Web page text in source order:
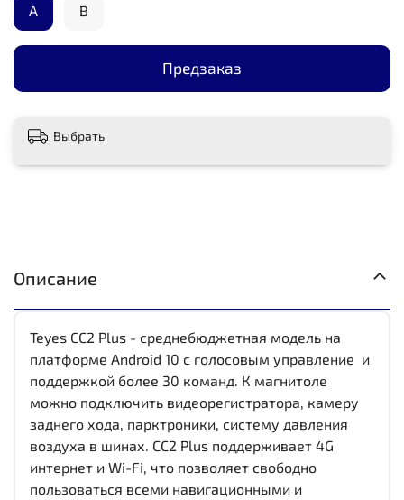
Предзаказ
А B
Выбрать
Описание
Teyes CC2 Plus - среднебюджетная модель на
платформе Android 10 с голосовым управление и
поддержкой более 30 команд. К магнитоле
можно подключить видеорегистратора, камеру
заднего хода, парктроники, систему давления
воздуха в шинах. CC2 Plus поддерживает 4G
интернет и Wi-Fi, что позволяет свободно
пользоваться всеми навигационными и